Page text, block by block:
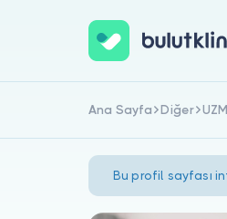
Ana Sayfa Diğer
Bu profil sayfası